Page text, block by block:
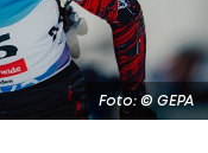
Foto: © GEPA